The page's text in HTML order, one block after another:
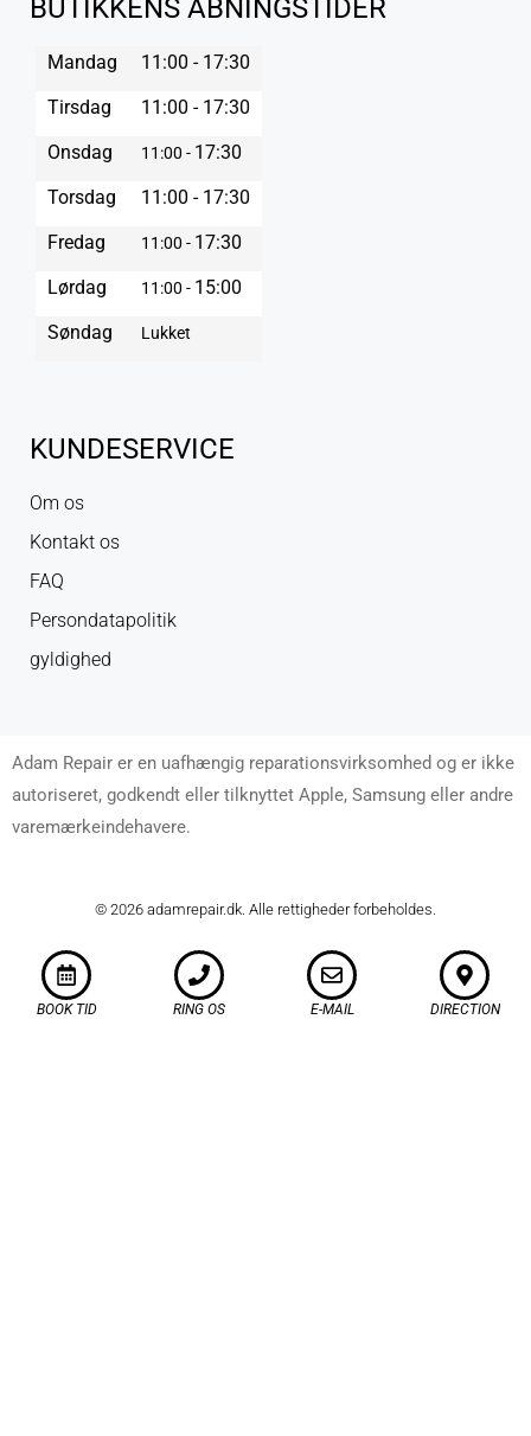
BUTIKKENS ÅBNINGSTIDER
Mandag
11:00 - 17:30
Tirsdag
11:00 - 17:30
Onsdag
11:00 - 17:30
Torsdag
11:00 - 17:30
Fredag
11:00 - 17:30
Lørdag
11:00 - 15:00
Søndag
Lukket
KUNDESERVICE
Om os
Kontakt os
FAQ
Persondatapolitik
gyldighed
Adam Repair er en uafhængig reparationsvirksomhed og er ikke
autoriseret, godkendt eller tilknyttet Apple, Samsung eller andre
varemærkeindehavere.
© 2026 adamrepair.dk. Alle rettigheder forbeholdes.
BOOK TID RING OS E-MAIL DIRECTION